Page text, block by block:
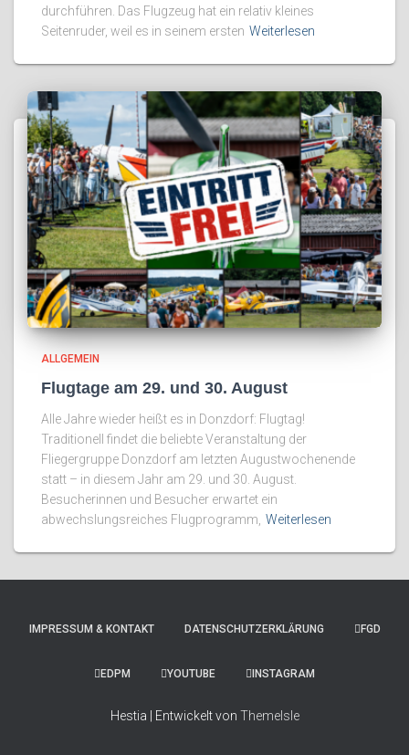
durchführen. Das Flugzeug hat ein relativ kleines
Seitenruder, weil es in seinem ersten Weiterlesen
ALLGEMEIN
Flugtage am 29. und 30. August
Alle Jahre wieder heißt es in Donzdorf: Flugtag!
Traditionell findet die beliebte Veranstaltung der
Fliegergruppe Donzdorf am letzten Augustwochenende
statt – in diesem Jahr am 29. und 30. August.
Besucherinnen und Besucher erwartet ein
abwechslungsreiches Flugprogramm, Weiterlesen
IMPRESSUM & KONTAKT DATENSCHUTZERKLÄRUNG FGD
EDPM YOUTUBE INSTAGRAM
Hestia | Entwickelt von ThemeIsle